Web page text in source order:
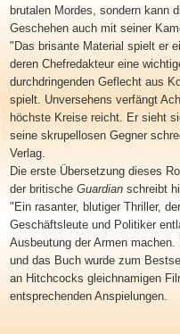
brutalen Mordes, sondern kann
Geschehen auch mit seiner
"Das brisante Material spielt er
deren Chefredakteur eine
durchdringenden Geflecht aus
spielt. Unversehens verfängt
höchste Kreise reicht. Er sieht
seine skrupellosen Gegner
Verlag.
Die erste Übersetzung dieses
der britische Guardianschreibt
"Ein rasanter, blutiger Thriller,
Geschäftsleute und Politiker
Ausbeutung der Armen
und das Buch wurde zum
an Hitchcocks gleichnamigen
entsprechenden Anspielungen.